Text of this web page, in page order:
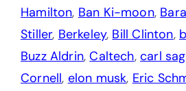
Hamilton, Ban Ki-moon,
Stiller, Berkeley, Bill Clinton,
Buzz Aldrin,Caltech, carl
Cornell, elon musk, Eric